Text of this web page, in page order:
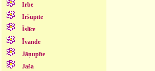
Irbe
Iršupīte
Īslīce
Īvande
Jāņupīte
Jaša